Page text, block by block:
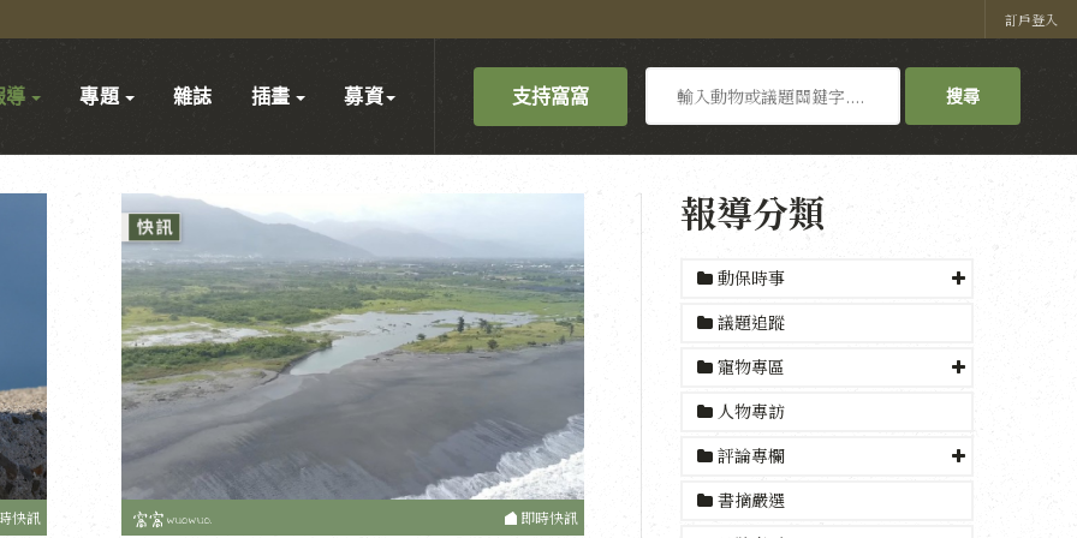
訂戶登入
支持窩窩
尋
搜尋
導 專題 雜誌 插畫 募資
快訊 即時快訊
報導分類
動保時事
議題追蹤
寵物專區
人物專訪
評論專欄
書摘嚴選